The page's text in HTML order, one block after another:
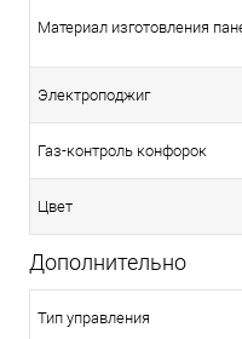
Материал изготовления
Электроподжиг
Газ-контроль конфорок
Цвет
Дополнительно
Тип управления